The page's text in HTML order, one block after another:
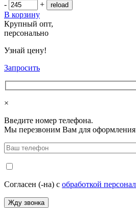
-
+
В корзину
Крупный опт,
персонально
Узнай цену!
Запросить
×
Введите номер телефона.
Мы перезвоним Вам для оформления
Согласен (-на) с обработкой